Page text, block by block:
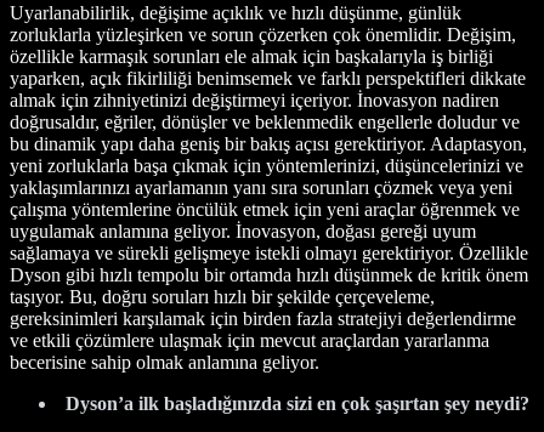
Uyarlanabilirlik, değişime açıklık ve hızlı düşünme, günlük
zorluklarla yüzleşirken ve sorun çözerken çok önemlidir. Değişim,
özellikle karmaşık sorunları ele almak için başkalarıyla iş birliği
yaparken, açık fikirliliği benimsemek ve farklı perspektifleri dikkate
almak için zihniyetinizi değiştirmeyi içeriyor. İnovasyon nadiren
doğrusaldır, eğriler, dönüşler ve beklenmedik engellerle doludur ve
bu dinamik yapı daha geniş bir bakış açısı gerektiriyor. Adaptasyon,
yeni zorluklarla başa çıkmak için yöntemlerinizi, düşüncelerinizi ve
yaklaşımlarınızı ayarlamanın yanı sıra sorunları çözmek veya yeni
çalışma yöntemlerine öncülük etmek için yeni araçlar öğrenmek ve
uygulamak anlamına geliyor. İnovasyon, doğası gereği uyum
sağlamaya ve sürekli gelişmeye istekli olmayı gerektiriyor. Özellikle
Dyson gibi hızlı tempolu bir ortamda hızlı düşünmek de kritik önem
taşıyor. Bu, doğru soruları hızlı bir şekilde çerçeveleme,
gereksinimleri karşılamak için birden fazla stratejiyi değerlendirme
ve etkili çözümlere ulaşmak için mevcut araçlardan yararlanma
becerisine sahip olmak anlamına geliyor.
Dyson’a ilk başladığınızda sizi en çok şaşırtan şey neydi?